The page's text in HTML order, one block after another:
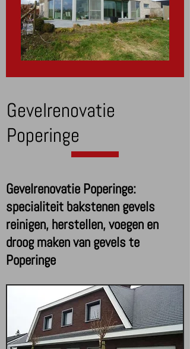
Gevelrenovatie
Poperinge
Gevelrenovatie Poperinge:
specialiteit bakstenen gevels
reinigen, herstellen, voegen en
droog maken van gevels te
Poperinge